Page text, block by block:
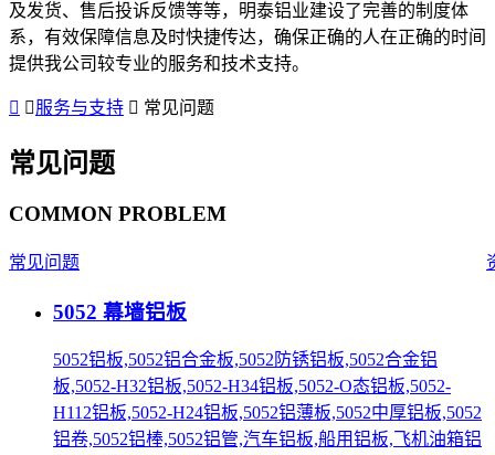
及发货、售后投诉反馈等等，明泰铝业建设了完善的制度体
系，有效保障信息及时快捷传达，确保正确的人在正确的时间
提供我公司较专业的服务和技术支持。
服务与支持 常见问题
常见问题
COMMON PROBLEM
常见问题
5052 幕墙铝板
5052铝板,5052铝合金板,5052防锈铝板,5052合金铝
板,5052-H32铝板,5052-H34铝板,5052-O态铝板,5052-
H112铝板,5052-H24铝板,5052铝薄板,5052中厚铝板,5052
铝卷,5052铝棒,5052铝管,汽车铝板,船用铝板,飞机油箱铝